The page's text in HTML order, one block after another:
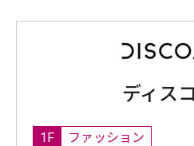
ディス
1F
ファッション